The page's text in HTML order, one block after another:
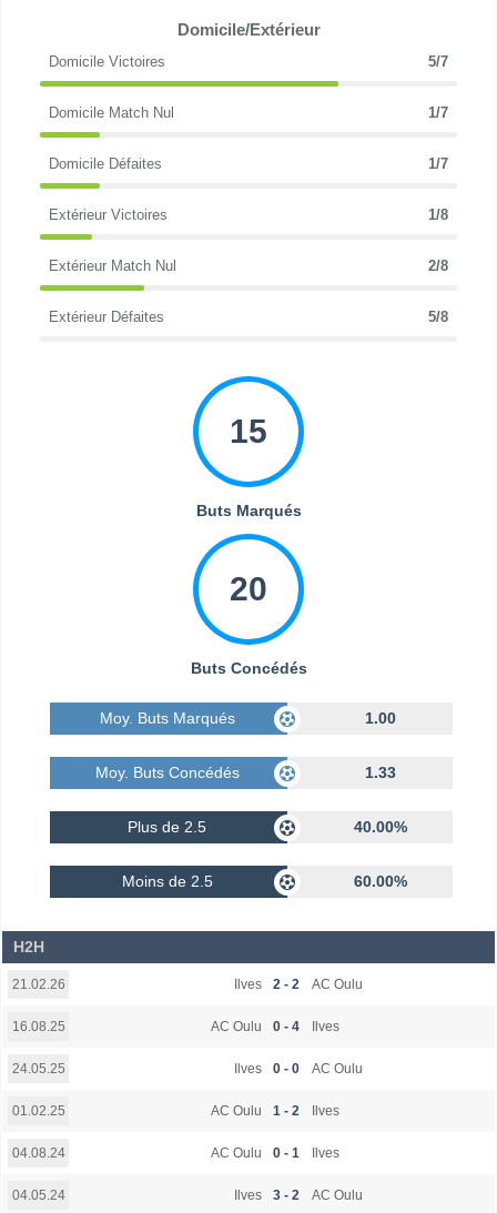
Domicile/Extérieur
Domicile Victoires 5/7
Domicile Match Nul 1/7
Domicile Défaites 1/7
Extérieur Victoires 1/8
Extérieur Match Nul 2/8
Extérieur Défaites 5/8
15
Buts Marqués
20
Buts Concédés
Moy. Buts Marqués 1.00
Moy. Buts Concédés 1.33
Plus de 2.5 40.00%
Moins de 2.5 60.00%
H2H
21.02.26 Ilves 2 - 2 AC Oulu
16.08.25 AC Oulu 0 - 4 Ilves
24.05.25 Ilves 0 - 0 AC Oulu
01.02.25 AC Oulu 1 - 2 Ilves
04.08.24 AC Oulu 0 - 1 Ilves
04.05.24 Ilves 3 - 2 AC Oulu